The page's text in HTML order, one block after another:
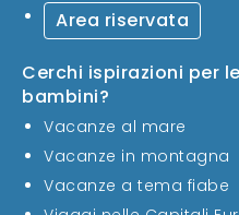
Area riservata
Cerchi ispirazioni per
bambini?
Vacanze al mare
Vacanze in montagna
Vacanze a tema fiabe